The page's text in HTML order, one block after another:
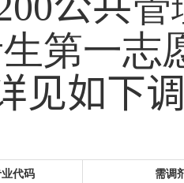
第一志
见如下
代码 需调